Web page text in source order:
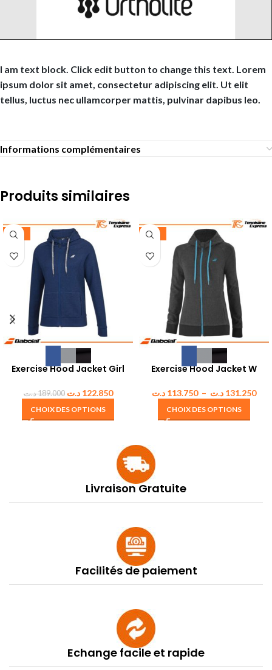
I am text block. Click edit button to change this text. Lorem
ipsum dolor sit amet, consectetur adipiscing elit. Ut elit
tellus, luctus nec ullamcorper mattis, pulvinar dapibus leo.
Informations complémentaires
Produits similaires
-35%
Exercise Hood Jacket Girl
189.000د.ت 122.850 د.ت
CHOIX DES OPTIONS
-35%
Exercise Hood Jacket W
113.750 د.ت – 131.250 د.ت
CHOIX DES OPTIONS
Livraison Gratuite
Facilités de paiement
Echange facile et rapide